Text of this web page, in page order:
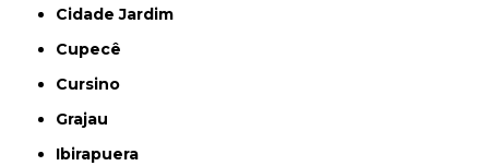
Cidade Jardim
Cupecê
Cursino
Grajau
Ibirapuera